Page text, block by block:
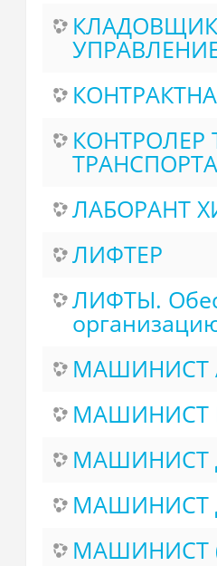
КОНТРОЛЕР
ЛАБОРАНТ
ЛИФТЕР
ЛИФТЫ.
МАШИНИСТ
МАШИНИСТ
МАШИНИСТ
МАШИНИСТ
МАШИНИСТ